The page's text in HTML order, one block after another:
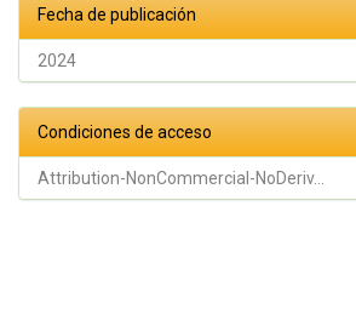
Fecha de publicación
2024
Condiciones de acceso
Attribution-NonCommercial-NoDeriv...